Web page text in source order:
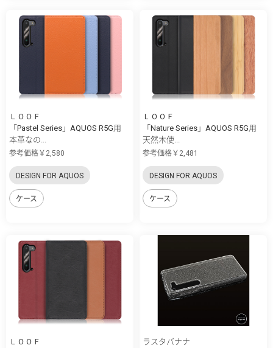
ＬＯＯＦ
「Pastel Series」AQUOS R5G用
本革なの...
参考価格￥2,580
DESIGN FOR AQUOS
ケース
ＬＯＯＦ
「Nature Series」AQUOS R5G用
天然木使...
参考価格￥2,481
DESIGN FOR AQUOS
ケース
ＬＯＯＦ
ラスタバナナ